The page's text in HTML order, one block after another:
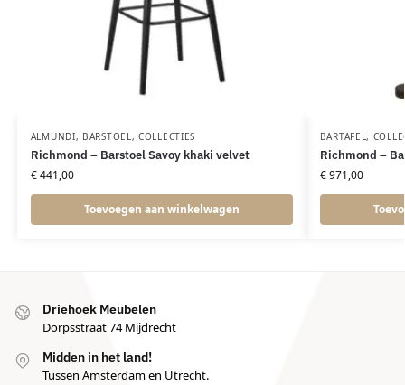
ALMUNDI, BARSTOEL ,COLLECTIES
Richmond – Barstoel Savoy khaki velvet
€441,00
Toevoegen aan winkelwagen
BARTAFEL,
Richmond –
€971,00
Driehoek Meubelen
Dorpsstraat 74 Mijdrecht
Midden in het land!
Tussen Amsterdam en Utrecht.